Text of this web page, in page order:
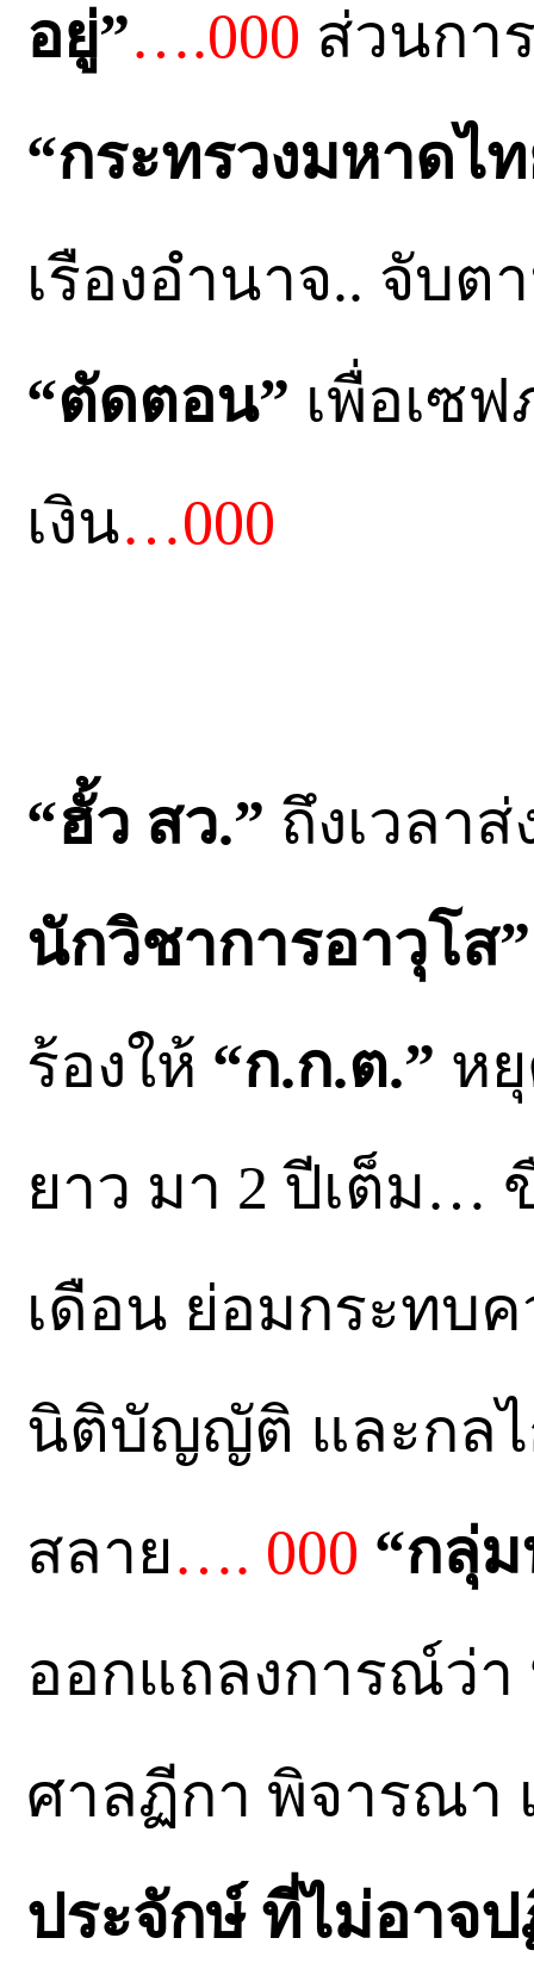
อยู่”….000 ส่วนกา
“กระทรวงมหาดไ
เรืองอำนาจ.. จับ
“ตัดตอน” เพื่อเซ
เงิน…000
“ฮั้ว สว.” ถึงเวลา
นักวิชาการอาวุโส”
ร้องให้ “ก.ก.ต.” ห
ยาว มา 2 ปีเต็ม…
เดือน ย่อมกระทบ
นิติบัญญัติ และกลไ
สลาย…. 000 “กลุ่
ออกแถลงการณ์ว่า
ศาลฏีกา พิจารณา
ประจักษ์ ที่ไม่อาจป